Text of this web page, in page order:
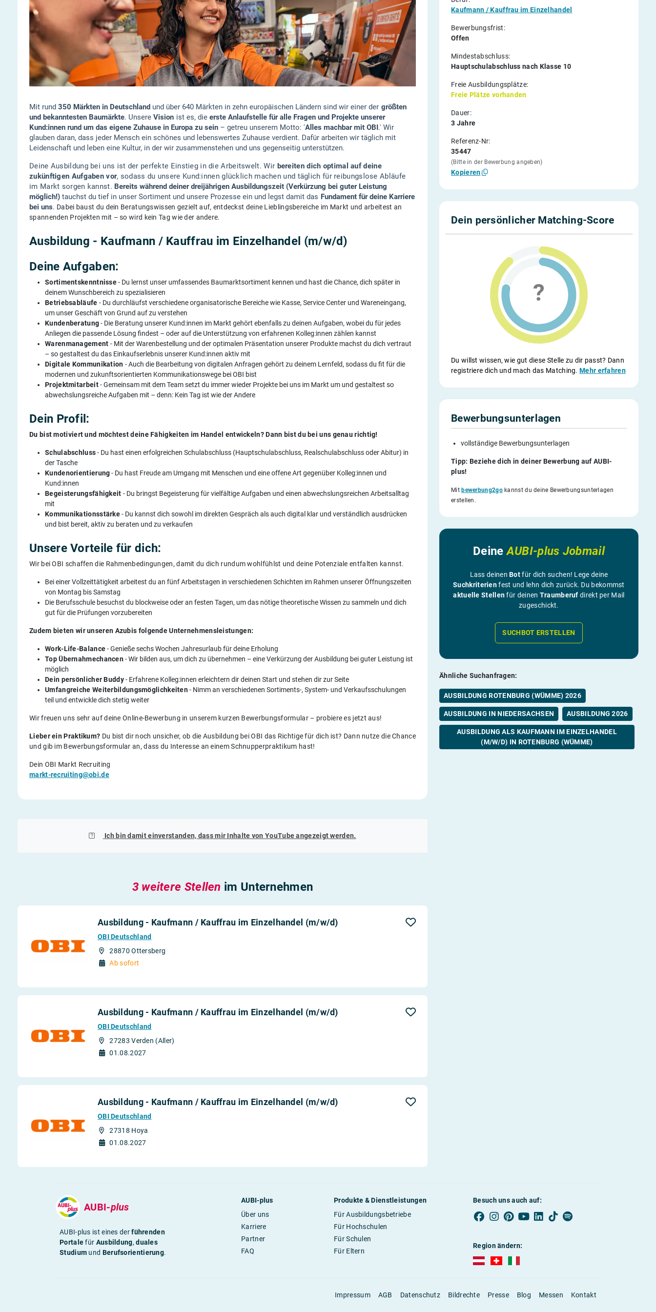
Mit rund 350 Märkten in Deutschland und über 640 Märkten in zehn europäischen Ländern sind wir einer der größten
und bekanntesten Baumärkte. Unsere Vision ist es, die erste Anlaufstelle für alle Fragen und Projekte unserer
Kund:innen rund um das eigene Zuhause in Europa zu sein – getreu unserem Motto: 'Alles machbar mit OBI .' Wir
glauben daran, dass jeder Mensch ein schönes und lebenswertes Zuhause verdient. Dafür arbeiten wir täglich mit
Leidenschaft und leben eine Kultur, in der wir zusammenstehen und uns gegenseitig unterstützen.
Deine Ausbildung bei uns ist der perfekte Einstieg in die Arbeitswelt. Wir bereiten dich optimal auf deine
zukünftigen Aufgaben vor, sodass du unsere Kund:innen glücklich machen und täglich für reibungslose Abläufe
im Markt sorgen kannst. Bereits während deiner dreijährigen Ausbildungszeit (Verkürzung bei guter Leistung
möglich!) tauchst du tief in unser Sortiment und unsere Prozesse ein und legst damit das Fundament für deine Karriere
bei uns. Dabei baust du dein Beratungswissen gezielt auf, entdeckst deine Lieblingsbereiche im Markt und arbeitest an
spannenden Projekten mit – so wird kein Tag wie der andere.
Ausbildung - Kaufmann / Kauffrau im Einzelhandel (m/w/d)
Deine Aufgaben:
Sortimentskenntnisse- Du lernst unser umfassendes Baumarktsortiment kennen und hast die Chance, dich später in
deinem Wunschbereich zu spezialisieren
Betriebsabläufe - Du durchläufst verschiedene organisatorische Bereiche wie Kasse, Service Center und Wareneingang,
um unser Geschäft von Grund auf zu verstehen
Kundenberatung- Die Beratung unserer Kund:innen im Markt gehört ebenfalls zu deinen Aufgaben, wobei du für jedes
Anliegen die passende Lösung findest – oder auf die Unterstützung von erfahrenen Kolleg:innen zählen kannst
Warenmanagement - Mit der Warenbestellung und der optimalen Präsentation unserer Produkte machst du dich vertraut
– so gestaltest du das Einkaufserlebnis unserer Kund:innen aktiv mit
Digitale Kommunikation - Auch die Bearbeitung von digitalen Anfragen gehört zu deinem Lernfeld, sodass du fit für die
modernen und zukunftsorientierten Kommunikationswege bei OBI bist
Projektmitarbeit- Gemeinsam mit dem Team setzt du immer wieder Projekte bei uns im Markt um und gestaltest so
abwechslungsreiche Aufgaben mit – denn: Kein Tag ist wie der Andere
Dein Profil:
Du bist motiviert und möchtest deine Fähigkeiten im Handel entwickeln? Dann bist du bei uns genau richtig!
Schulabschluss- Du hast einen erfolgreichen Schulabschluss (Hauptschulabschluss, Realschulabschluss oder Abitur) in
der Tasche
Kundenorientierung- Du hast Freude am Umgang mit Menschen und eine offene Art gegenüber Kolleg:innen und
Kund:innen
Begeisterungsfähigkeit - Du bringst Begeisterung für vielfältige Aufgaben und einen abwechslungsreichen Arbeitsalltag
mit
Kommunikationsstärke- Du kannst dich sowohl im direkten Gespräch als auch digital klar und verständlich ausdrücken
und bist bereit, aktiv zu beraten und zu verkaufen
Unsere Vorteile für dich:
Wir bei OBI schaffen die Rahmenbedingungen, damit du dich rundum wohlfühlst und deine Potenziale entfalten kannst.
Bei einer Vollzeittätigkeit arbeitest du an fünf Arbeitstagen in verschiedenen Schichten im Rahmen unserer Öffnungszeiten
von Montag bis Samstag
Die Berufsschule besuchst du blockweise oder an festen Tagen, um das nötige theoretische Wissen zu sammeln und dich
gut für die Prüfungen vorzubereiten
Zudem bieten wir unseren Azubis folgende Unternehmensleistungen:
Work-Life-Balance- Genieße sechs Wochen Jahresurlaub für deine Erholung
Top Übernahmechancen- Wir bilden aus, um dich zu übernehmen – eine Verkürzung der Ausbildung bei guter Leistung ist
möglich
Dein persönlicher Buddy- Erfahrene Kolleg:innen erleichtern dir deinen Start und stehen dir zur Seite
Umfangreiche Weiterbildungsmöglichkeiten- Nimm an verschiedenen Sortiments-, System- und Verkaufsschulungen
teil und entwickle dich stetig weiter
Wir freuen uns sehr auf deine Online-Bewerbung in unserem kurzen Bewerbungsformular – probiere es jetzt aus!
Lieber ein Praktikum? Du bist dir noch unsicher, ob die Ausbildung bei OBI das Richtige für dich ist? Dann nutze die Chance
und gib im Bewerbungsformular an, dass du Interesse an einem Schnupperpraktikum hast!
Dein OBI Markt Recruiting
markt-recruiting@obi.de
Kaufmann / Kauffrau im Einzelhandel
Bewerbungsfrist:
Offen
Mindestabschluss:
Hauptschulabschluss nach Klasse 10
Freie Ausbildungsplätze:
Freie Plätze vorhanden
Dauer:
3 Jahre
Referenz-Nr:
35447
(Bitte in der Bewerbung angeben)
Kopieren
Dein persönlicher Matching-Score
Du willst wissen, wie gut diese Stelle zu dir passt? Dann
registriere dich und mach das Matching.Mehr erfahren
Bewerbungsunterlagen
vollständige Bewerbungsunterlagen
Tipp: Beziehe dich in deiner Bewerbung auf AUBI-
plus!
Mitbewerbung2gokannst du deine Bewerbungsunterlagen
erstellen.
DeineAUBI-plus Jobmail
Lass deinenBotfür dich suchen! Lege deine
Suchkriterienfest und lehn dich zurück. Du bekommst
aktuelle Stellenfür deinen Traumberuf direkt per Mail
zugeschickt.
SUCHBOT ERSTELLEN
Ähnliche Suchanfragen:
AUSBILDUNG ROTENBURG (WÜMME) 2026
AUSBILDUNG IN NIEDERSACHSEN AUSBILDUNG 2026
AUSBILDUNG ALS KAUFMANN IM EINZELHANDEL
(M/W/D) IN ROTENBURG (WÜMME)
Ich bin damit einverstanden, dass mir Inhalte vonYouTubeangezeigt werden.
3 weitere Stellen im Unternehmen
Ausbildung - Kaufmann / Kauffrau im Einzelhandel (m/w/d)
OBI Deutschland
28870 Ottersberg
Ab sofort
Ausbildung - Kaufmann / Kauffrau im Einzelhandel (m/w/d)
OBI Deutschland
27283 Verden (Aller)
01.08.2027
Ausbildung - Kaufmann / Kauffrau im Einzelhandel (m/w/d)
OBI Deutschland
27318 Hoya
01.08.2027
AUBI-plus
AUBI-plus ist eines derführenden
Portalefür Ausbildung,duales
Studium und Berufsorientierung.
AUBI-plus
Über uns
Karriere
Partner
FAQ
Produkte & Dienstleistungen
Für Ausbildungsbetriebe
Für Hochschulen
Für Schulen
Für Eltern
Besuch uns auch auf:
Region ändern:
AUBI-plus Österreich (deutsch)
Impressum AGB Datenschutz Bildrechte Presse Blog Messen Kontakt